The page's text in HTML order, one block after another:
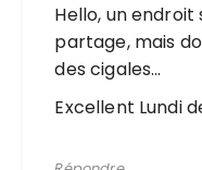
Hello, un
partage, mais
des cigales…
Excellent Lundi